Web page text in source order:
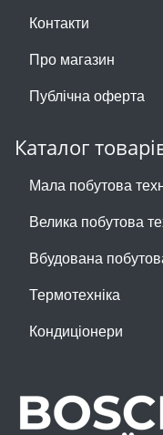
Контакти
Про магазин
Публічна оферта
Каталог
Мала побутова
Велика побутова
Вбудована
Термотехніка
Кондиціонери